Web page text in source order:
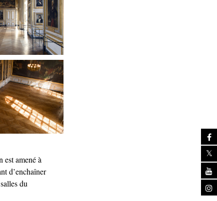
est amené à
d’enchaîner
du